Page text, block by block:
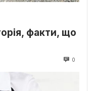
факти, що
0